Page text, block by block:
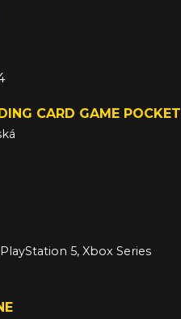
CARD GAME POCKET
5, Xbox Series